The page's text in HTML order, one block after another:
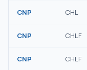
CNP CHL
CNP CHLF
CNP CHLF